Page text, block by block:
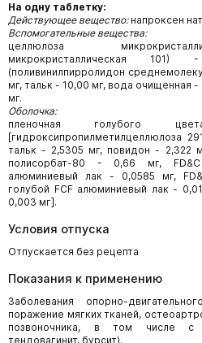
На одну таблетку:
Действующее вещество:напроксен
Вспомогательные вещества:
целлюлоза
микрокристаллическая
(поливинилпирролидон
мг, тальк - 10,00 мг, вода очищенная
мг.
Оболочка:
пленочная голубого
[гидроксипропилметилцеллюлоза
тальк - 2,5305 мг, повидон - 2,322
полисорбат-80 - 0,66 мг,
алюминиевый лак - 0,0585 мг,
голубой FCF алюминиевый лак -
0,003 мг].
Условия отпуска
Отпускается без рецепта
Показания к применению
Заболевания опорно-
поражение мягких тканей,
позвоночника, в том числе с
тендовагинит, бурсит).